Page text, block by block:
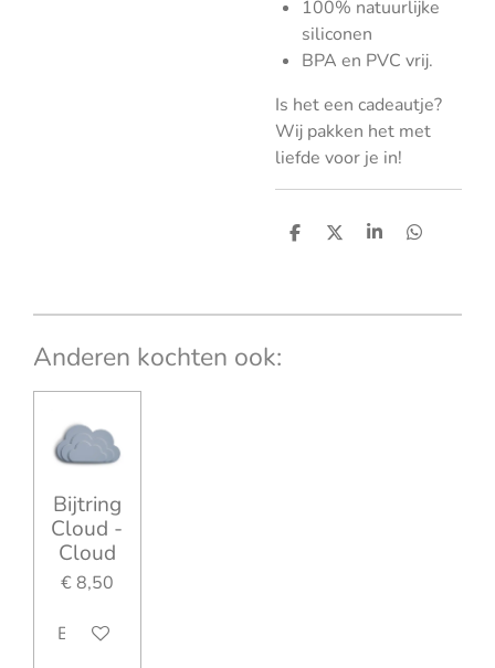
100% natuurlijke
siliconen
BPA en PVC vrij.
Is het een cadeautje?
Wij pakken het met
liefde voor je in!
D
n
D
S
e
D
n
Anderen kochten ook:
Bijtring
Cloud -
Cloud
€ 8,50
Bekijk details